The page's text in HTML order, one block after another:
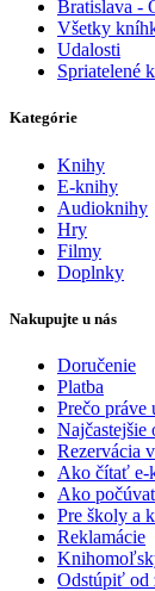
Bratislava -
Všetky
Udalosti
Spriatelené
Kategórie
Knihy
E-knihy
Audioknihy
Hry
Filmy
Doplnky
Nakupujte u nás
Doručenie
Platba
Prečo práve
Najčastejšie
Rezervácia
Ako čítať e-
Ako
Pre školy a
Reklamácie
Odstúpiť od